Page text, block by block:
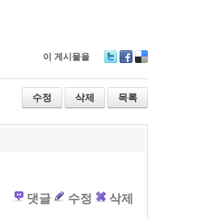
이 게시물을
wi
er
ac
e
b
eli
ci
o
수정 삭제 목록
댓글 수정 삭제